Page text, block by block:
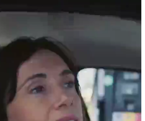
a Uruguay